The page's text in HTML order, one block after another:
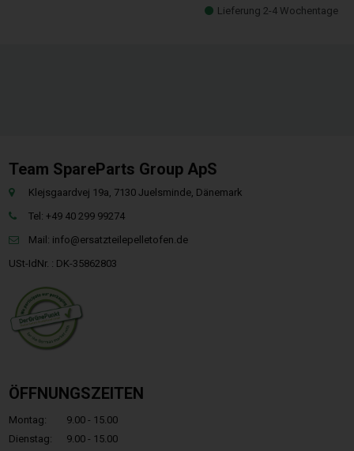
Lieferung 2-4 Wochentage
Team SpareParts Group ApS
Klejsgaardvej 19a, 7130 Juelsminde, Dänemark
Tel: +49 40 299 99274
Mail: info@ersatzteilepelletofen.de
USt-IdNr. : DK-35862803
ÖFFNUNGSZEITEN
Montag:
9.00 - 15.00
Dienstag:
9.00 - 15.00